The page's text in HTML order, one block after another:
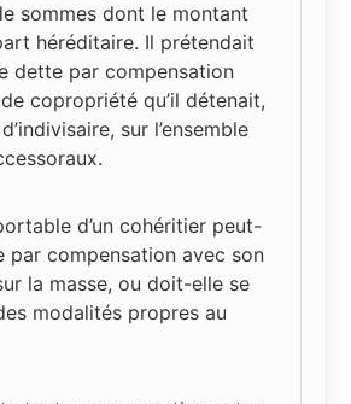
sommes dont le montant
héréditaire. Il prétendait
dette par compensation
copropriété qu’il détenait,
sur l’ensemble
d’un cohéritier peut-
par compensation avec son
la masse, ou doit-elle se
modalités propres au